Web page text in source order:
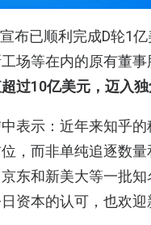
布已顺利完成D轮1
场等在内的原有董事
过10亿美元，迈入独
表示：近年来知乎
，而非单纯追逐数
东和新美大等一批
资本的认可，也欢迎